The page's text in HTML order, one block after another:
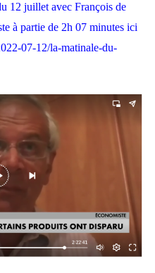
12 juillet avec François de
à partie de 2h 07 minutes ici
07-12/la-matinale-du-